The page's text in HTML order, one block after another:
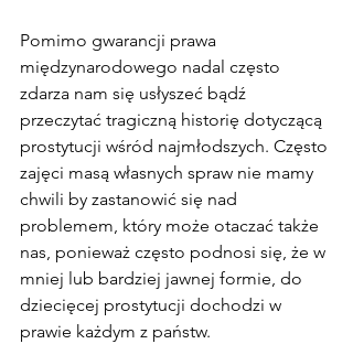
Pomimo gwarancji prawa
międzynarodowego nadal często
zdarza nam się usłyszeć bądź
przeczytać tragiczną historię dotyczącą
prostytucji wśród najmłodszych. Często
zajęci masą własnych spraw nie mamy
chwili by zastanowić się nad
problemem, który może otaczać także
nas, ponieważ często podnosi się, że w
mniej lub bardziej jawnej formie, do
dziecięcej prostytucji dochodzi w
prawie każdym z państw.